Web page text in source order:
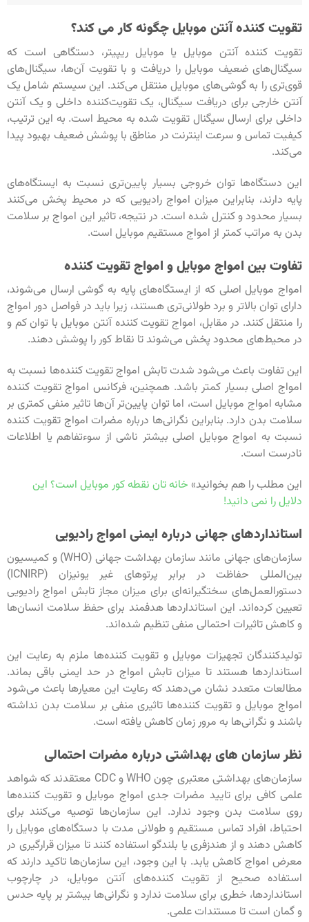
تقویت کننده آنتن موبایل چگونه کار می کند؟
تقویت کننده آنتن موبایل یا موبایل ریپیتر، دستگاهی است که
سیگنال‌های ضعیف موبایل را دریافت و با تقویت آن‌ها، سیگنال‌های
قوی‌تری را به گوشی‌های موبایل منتقل می‌کند. این سیستم شامل یک
آنتن خارجی برای دریافت سیگنال، یک تقویت‌کننده داخلی و یک آنتن
داخلی برای ارسال سیگنال تقویت شده به محیط است. به این ترتیب،
کیفیت تماس و سرعت اینترنت در مناطق با پوشش ضعیف بهبود پیدا
می‌کند.
این دستگاه‌ها توان خروجی بسیار پایین‌تری نسبت به ایستگاه‌های
پایه دارند، بنابراین میزان امواج رادیویی که در محیط پخش می‌کنند
بسیار محدود و کنترل شده است. در نتیجه، تاثیر این امواج بر سلامت
بدن به مراتب کمتر از امواج مستقیم موبایل است.
تفاوت بین امواج موبایل و امواج تقویت کننده
امواج موبایل اصلی که از ایستگاه‌های پایه به گوشی ارسال می‌شوند،
دارای توان بالاتر و برد طولانی‌تری هستند، زیرا باید در فواصل دور امواج
را منتقل کنند. در مقابل، امواج تقویت کننده آنتن موبایل با توان کم و
در محیط‌های محدود پخش می‌شوند تا نقاط کور را پوشش دهند.
این تفاوت باعث می‌شود شدت تابش امواج تقویت کننده‌ها نسبت به
امواج اصلی بسیار کمتر باشد. همچنین، فرکانس امواج تقویت کننده
مشابه امواج موبایل است، اما توان پایین‌تر آن‌ها تاثیر منفی کمتری بر
سلامت بدن دارد. بنابراین نگرانی‌ها درباره مضرات امواج تقویت کننده
نسبت به امواج موبایل اصلی بیشتر ناشی از سوءتفاهم یا اطلاعات
نادرست است.
این مطلب را هم بخوانید» خانه تان نقطه کور موبایل است؟ این
دلایل را نمی دانید!
استانداردهای جهانی درباره ایمنی امواج رادیویی
سازمان‌های جهانی مانند سازمان بهداشت جهانی (WHO) و کمیسیون
بین‌المللی حفاظت در برابر پرتوهای غیر یونیزان (ICNIRP)
دستورالعمل‌های سختگیرانه‌ای برای میزان مجاز تابش امواج رادیویی
تعیین کرده‌اند. این استانداردها هدفمند برای حفظ سلامت انسان‌ها
و کاهش تاثیرات احتمالی منفی تنظیم شده‌اند.
تولیدکنندگان تجهیزات موبایل و تقویت کننده‌ها ملزم به رعایت این
استانداردها هستند تا میزان تابش امواج در حد ایمنی باقی بماند.
مطالعات متعدد نشان می‌دهند که رعایت این معیارها باعث می‌شود
امواج موبایل و تقویت کننده‌ها تاثیری منفی بر سلامت بدن نداشته
باشند و نگرانی‌ها به مرور زمان کاهش یافته است.
نظر سازمان های بهداشتی درباره مضرات احتمالی
سازمان‌های بهداشتی معتبری چون WHO و CDC معتقدند که شواهد
علمی کافی برای تایید مضرات جدی امواج موبایل و تقویت کننده‌ها
روی سلامت بدن وجود ندارد. این سازمان‌ها توصیه می‌کنند برای
احتیاط، افراد تماس مستقیم و طولانی مدت با دستگاه‌های موبایل را
کاهش دهند و از هندزفری یا بلندگو استفاده کنند تا میزان قرارگیری در
معرض امواج کاهش یابد. با این وجود، این سازمان‌ها تاکید دارند که
استفاده صحیح از تقویت کننده‌های آنتن موبایل، در چارچوب
استانداردها، خطری برای سلامت ندارد و نگرانی‌ها بیشتر بر پایه حدس
و گمان است تا مستندات علمی.